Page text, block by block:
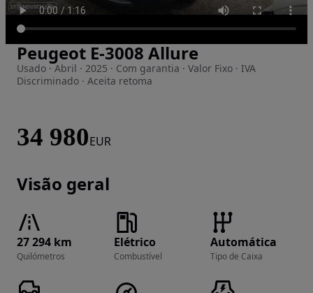
Imagem 1 de 54
Peugeot E-3008 Allure
Usado · Abril · 2025 · Com garantia · Valor Fixo · IVA
Discriminado · Aceita retoma
34 980EUR
Visão geral
27 294 km
Quilómetros
Elétrico
Combustível
Automática
Tipo de Caixa